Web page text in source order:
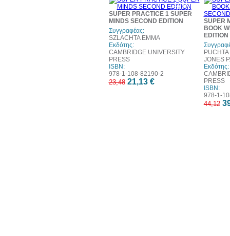
10%
έκπτωση
SUPER PRACTICE 1 SUPER
MINDS SECOND EDITION
Συγγραφέας:
SZLACHTA EMMA
Εκδότης:
CAMBRIDGE UNIVERSITY
PRESS
ISBN:
978-1-108-82190-2
23,48 21,13 €
SUPER
BOOK
EDITION
JONES P.
Εκδότης:
PRESS
ISBN:
978-1-
44,12